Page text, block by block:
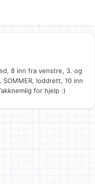
8 inn fra venstre, 3. og
loddrett, 10 inn
for hjelp :)